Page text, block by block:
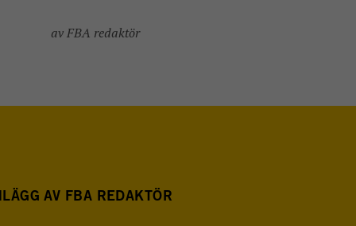
av FBA redaktör
AV FBA REDAKTÖR